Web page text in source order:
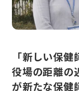
「新しい保
役場の距離の
が新たな保健